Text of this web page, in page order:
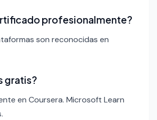
profesionalmente?
son reconocidas en
gratis?
en Coursera. Microsoft Learn